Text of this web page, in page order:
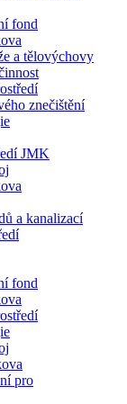
fond
a tělovýchovy
znečištění
JMK
a kanalizací
fond
pro